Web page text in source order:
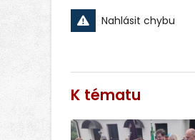
Nahlásit chybu
K tématu